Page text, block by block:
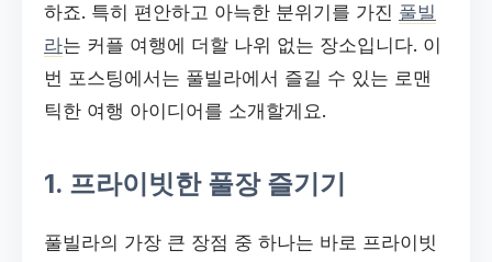
하죠. 특히 편안하고 아늑한 분위기를 가진 풀빌
라는 커플 여행에 더할 나위 없는 장소입니다. 이
번 포스팅에서는 풀빌라에서 즐길 수 있는 로맨
틱한 여행 아이디어를 소개할게요.
1. 프라이빗한 풀장 즐기기
풀빌라의 가장 큰 장점 중 하나는 바로 프라이빗